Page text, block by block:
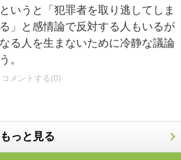
いうと「犯罪者を取り逃してしま
」と感情論で反対する人もいるが
る人を生まないために冷静な議論
。
コメントする(0)
もっと見る